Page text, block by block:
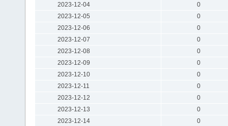
2023-12-04
0
2023-12-05
0
2023-12-06
0
2023-12-07
0
2023-12-08
0
2023-12-09
0
2023-12-10
0
2023-12-11
0
2023-12-12
0
2023-12-13
0
2023-12-14
0